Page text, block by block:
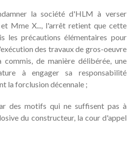
la société d'HLM à verser
Mme X..., l'arrêt retient que cette
les précautions élémentaires pour
des travaux de gros-oeuvre
de manière délibérée, une
à engager sa responsabilité
la forclusion décennale ;
des motifs qui ne suffisent pas à
du constructeur, la cour d'appel